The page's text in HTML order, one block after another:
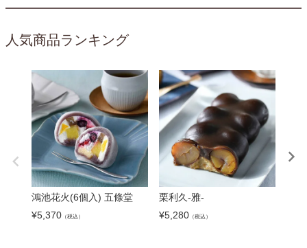
人気商品ランキング
鴻池花火(6個入) 五條堂
¥5,370 （税込）
栗利久-雅-
¥5,280 （税込）